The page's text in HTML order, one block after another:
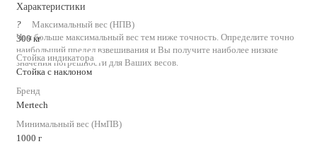
Характеристики
?
Чем больше максимальный вес тем ниже точность. Определите точно
наибольший предел взвешивания и Вы получите наиболее низкие
значения погрешности для Ваших весов.
Максимальный вес (НПВ)
300 кг
Стойка индикатора
Стойка с наклоном
Бренд
Mertech
Минимальный вес (НмПВ)
1000 г